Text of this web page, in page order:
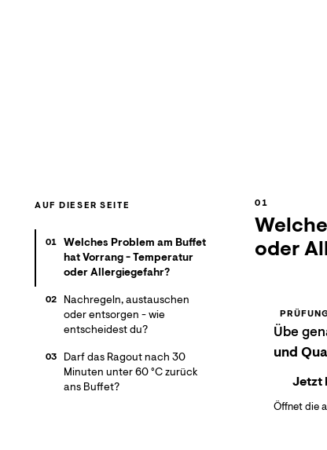
oder
Übe
und
Jetzt
Öffnet die
AUF DIESER SEITE
01 Welches Problem am Buffet
hat Vorrang - Temperatur
oder Allergiegefahr?
02
Nachregeln, austauschen
oder entsorgen - wie
entscheidest du?
03
Darf das Ragout nach 30
Minuten unter 60 °C zurück
ans Buffet?